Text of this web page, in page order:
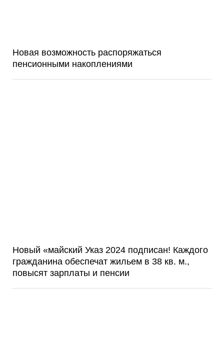
Новая возможность распоряжаться
пенсионными накоплениями
Новый «майский Указ 2024 подписан! Каждого
гражданина обеспечат жильем в 38 кв. м.,
повысят зарплаты и пенсии